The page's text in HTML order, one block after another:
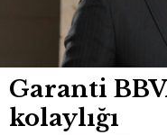
Garanti
kolaylığı